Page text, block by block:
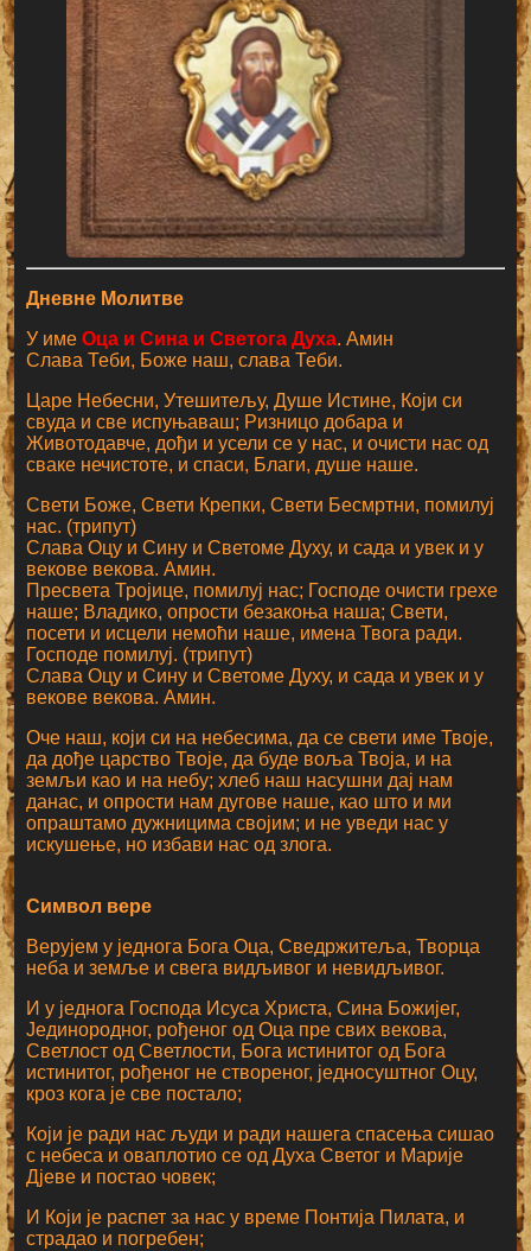
Дневне Молитве
У имеОца и Сина и Светога Духа. Амин
Слава Теби, Боже наш, слава Теби.
Царе Небесни, Утешитељу, Душе Истине, Који си
свуда и све испуњаваш; Ризницо добара и
Животодавче, дођи и усели се у нас, и очисти нас од
сваке нечистоте, и спаси, Благи, душе наше.
Свети Боже, Свети Крепки, Свети Бесмртни, помилуј
нас. (трипут)
Слава Оцу и Сину и Светоме Духу, и сада и увек и у
векове векова. Амин.
Пресвета Тројице, помилуј нас; Господе очисти грехе
наше; Владико, опрости безакоња наша; Свети,
посети и исцели немоћи наше, имена Твога ради.
Господе помилуј. (трипут)
Слава Оцу и Сину и Светоме Духу, и сада и увек и у
векове векова. Амин.
Оче наш, који си на небесима, да се свети име Твоје,
да дође царство Твоје, да буде воља Твоја, и на
земљи као и на небу; хлеб наш насушни дај нам
данас, и опрости нам дугове наше, као што и ми
опраштамо дужницима својим; и не уведи нас у
искушење, но избави нас од злога.
Символ вере
Верујем у једнога Бога Оца, Сведржитеља, Творца
неба и земље и свега видљивог и невидљивог.
И у једнога Господа Исуса Христа, Сина Божијег,
Јединородног, рођеног од Оца пре свих векова,
Светлост од Светлости, Бога истинитог од Бога
истинитог, рођеног не створеног, једносуштног Оцу,
кроз кога је све постало;
Који је ради нас људи и ради нашега спасења сишао
с небеса и оваплотио се од Духа Светог и Марије
Дјеве и постао човек;
И Који је распет за нас у време Понтија Пилата, и
страдао и погребен;